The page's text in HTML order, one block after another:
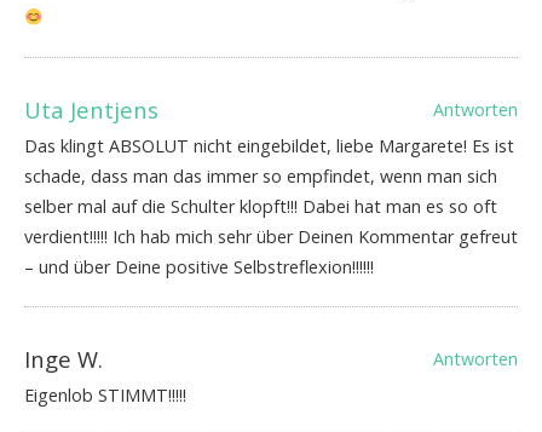
Uta Jentjens
Antworten
Das klingt ABSOLUT nicht eingebildet, liebe Margarete! Es ist
schade, dass man das immer so empfindet, wenn man sich
selber mal auf die Schulter klopft!!! Dabei hat man es so oft
verdient!!!!! Ich hab mich sehr über Deinen Kommentar gefreut
– und über Deine positive Selbstreflexion!!!!!!
Inge W.
Antworten
Eigenlob STIMMT!!!!!